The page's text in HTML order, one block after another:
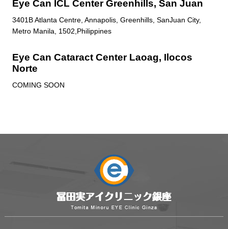
Eye Can ICL Center Greenhills, San Juan
3401B Atlanta Centre, Annapolis, Greenhills, SanJuan City,
Metro Manila, 1502,Philippines
Eye Can Cataract Center Laoag, Ilocos
Norte
COMING SOON